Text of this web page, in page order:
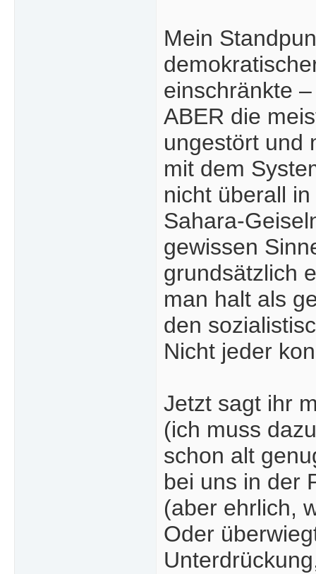
Mein
einschränkte
ABER die
ungestört und
mit dem
nicht überall
Sahara-
gewissen
grundsätzlich
man halt als
den
Nicht jeder
Jetzt sagt ihr
(ich muss
schon alt
bei uns in der
(aber ehrlich,
Oder